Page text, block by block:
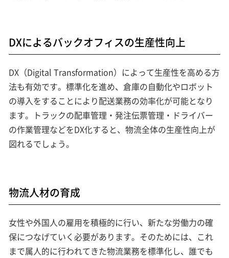
DXによるバックオフィスの生産性向上
DX（Digital Transformation）によって生産性を高める方
法も有効です。標準化を進め、倉庫の自動化やロボット
の導入をすることにより配送業務の効率化が可能となり
ます。トラックの配車管理・発注伝票管理・ドライバー
の作業管理などをDX化すると、物流全体の生産性向上が
図れるでしょう。
物流人材の育成
女性や外国人の雇用を積極的に行い、新たな労働力の確
保につなげていく必要があります。そのためには、これ
まで属人的に行われてきた物流業務を標準化し、誰でも